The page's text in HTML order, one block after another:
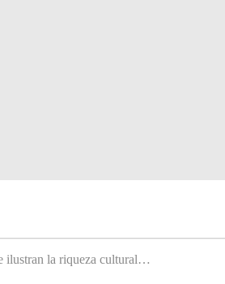
ilustran la riqueza cultural…